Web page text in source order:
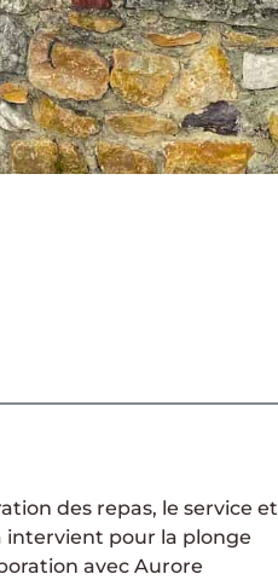
des repas, le service et
intervient pour la plonge
avec Aurore